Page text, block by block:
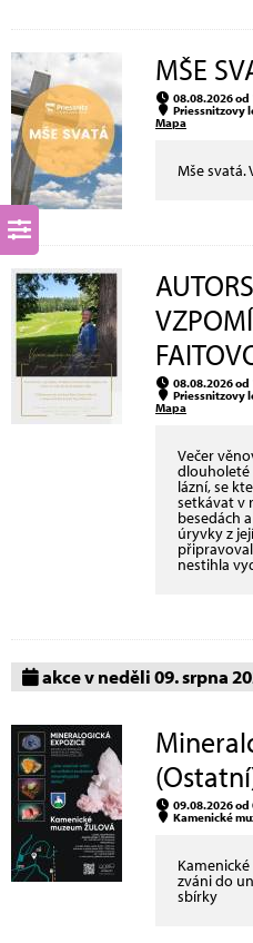
MŠE
08.08.2026 od
Priessnitzovy
Mapa
Mše svatá.
08.08.2026 od
Priessnitzovy
Mapa
Večer
dlouholeté
lázní, se
setkávat v
besedách
úryvky z
nestihla
akce v neděli 09. srpna
09.08.2026 od
Kamenické
zváni do
sbírky